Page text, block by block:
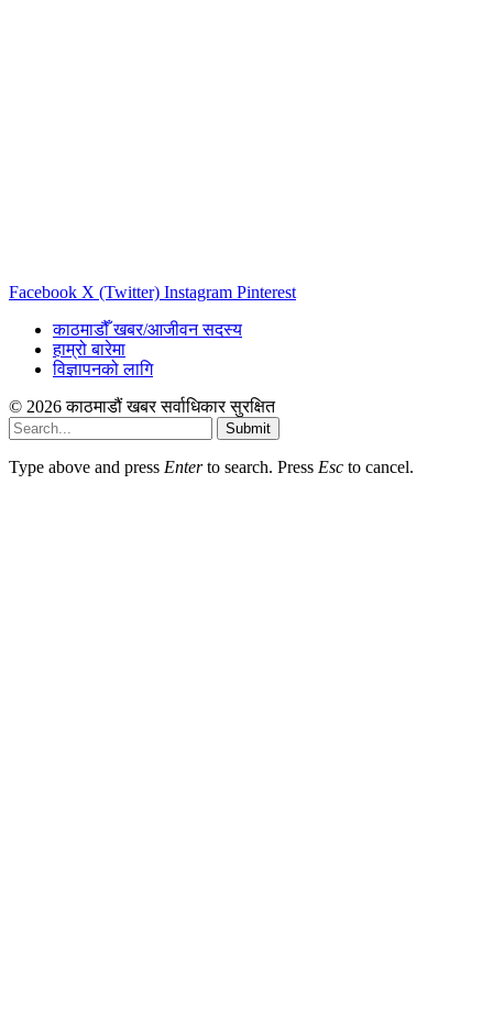
Facebook X (Twitter) Instagram Pinterest
काठमाडौँ खबर/आजीवन सदस्य
हाम्रो बारेमा
विज्ञापनको लागि
© 2026 काठमाडौं खबर सर्वाधिकार सुरक्षित
Submit
Type above and press Enterto search. Press Esc to cancel.